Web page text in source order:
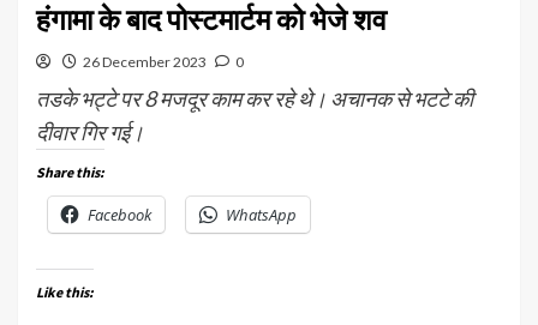
हंगामा के बाद पोस्टमार्टम को भेजे शव
26 December 2023 0
तडके भट्टे पर 8 मजदूर काम कर रहे थे। अचानक से भटटे की
दीवार गिर गई।
Share this:
Facebook WhatsApp
Like this: